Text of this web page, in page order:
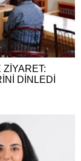
ZİYARET:
DİNLEDİ